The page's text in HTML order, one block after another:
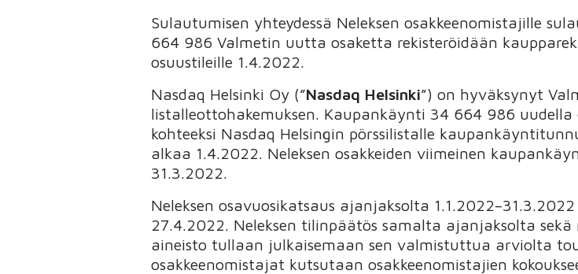
Sulautumisen yhteydessä Neleksen osakkeenomistajille
664 986 Valmetin uutta osaketta rekisteröidään
osuustileille 1.4.2022.
Nasdaq Helsinki Oy (”Nasdaq Helsinki”) on hyväksynyt
listalleottohakemuksen. Kaupankäynti 34 664 986
kohteeksi Nasdaq Helsingin pörssilistalle
alkaa 1.4.2022. Neleksen osakkeiden viimeinen
31.3.2022.
Neleksen osavuosikatsaus ajanjaksolta
27.4.2022. Neleksen tilinpäätös samalta ajanjaksolta
aineisto tullaan julkaisemaan sen valmistuttua arviolta
osakkeenomistajat kutsutaan osakkeenomistajien